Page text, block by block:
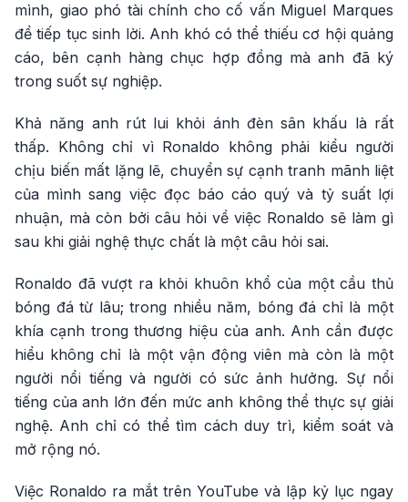
mình, giao phó tài chính cho cố vấn Miguel Marques
để tiếp tục sinh lời. Anh khó có thể thiếu cơ hội quảng
cáo, bên cạnh hàng chục hợp đồng mà anh đã ký
trong suốt sự nghiệp.
Khả năng anh rút lui khỏi ánh đèn sân khấu là rất
thấp. Không chỉ vì Ronaldo không phải kiểu người
chịu biến mất lặng lẽ, chuyển sự cạnh tranh mãnh liệt
của mình sang việc đọc báo cáo quý và tỷ suất lợi
nhuận, mà còn bởi câu hỏi về việc Ronaldo sẽ làm gì
sau khi giải nghệ thực chất là một câu hỏi sai.
Ronaldo đã vượt ra khỏi khuôn khổ của một cầu thủ
bóng đá từ lâu; trong nhiều năm, bóng đá chỉ là một
khía cạnh trong thương hiệu của anh. Anh cần được
hiểu không chỉ là một vận động viên mà còn là một
người nổi tiếng và người có sức ảnh hưởng. Sự nổi
tiếng của anh lớn đến mức anh không thể thực sự giải
nghệ. Anh chỉ có thể tìm cách duy trì, kiểm soát và
mở rộng nó.
Việc Ronaldo ra mắt trên YouTube và lập kỷ lục ngay